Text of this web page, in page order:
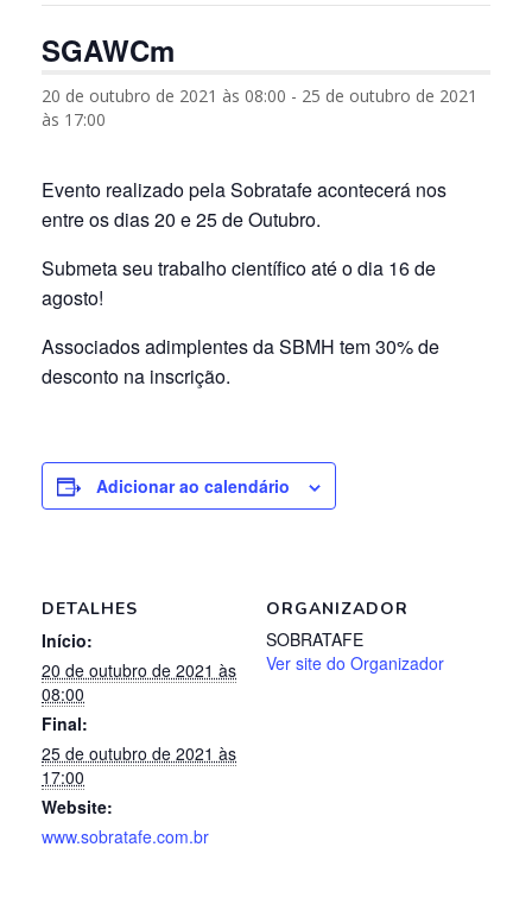
SGAWCm
20 de outubro de 2021 às 08:00 - 25 de outubro de 2021
às 17:00
Evento realizado pela Sobratafe acontecerá nos
entre os dias 20 e 25 de Outubro.
Submeta seu trabalho científico até o dia 16 de
agosto!
Associados adimplentes da SBMH tem 30% de
desconto na inscrição.
Adicionar ao calendário
DETALHES
Início:
20 de outubro de 2021 às
08:00
Final:
25 de outubro de 2021 às
17:00
Website:
www.sobratafe.com.br
ORGANIZADOR
SOBRATAFE
Ver site do Organizador